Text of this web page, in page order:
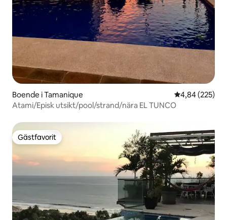
Boende i Tamanique 4,84 av 5 i
4,84 (225)
Atami/Episk utsikt/pool/strand/nära EL TUNCO
Gästfavorit
Gästfavorit